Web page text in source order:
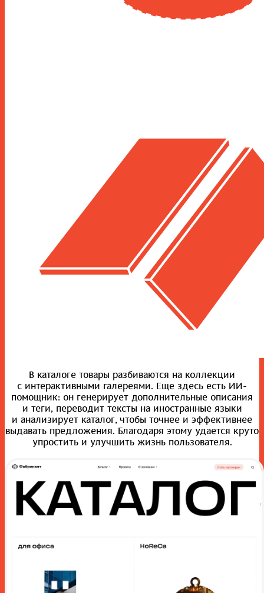
В каталоге товары разбиваются на коллекции
с интерактивными галереями. Еще здесь есть ИИ-
помощник: он генерирует дополнительные описания
и теги, переводит тексты на иностранные языки
и анализирует каталог, чтобы точнее и эффективнее
выдавать предложения. Благодаря этому удается круто
упростить и улучшить жизнь пользователя.